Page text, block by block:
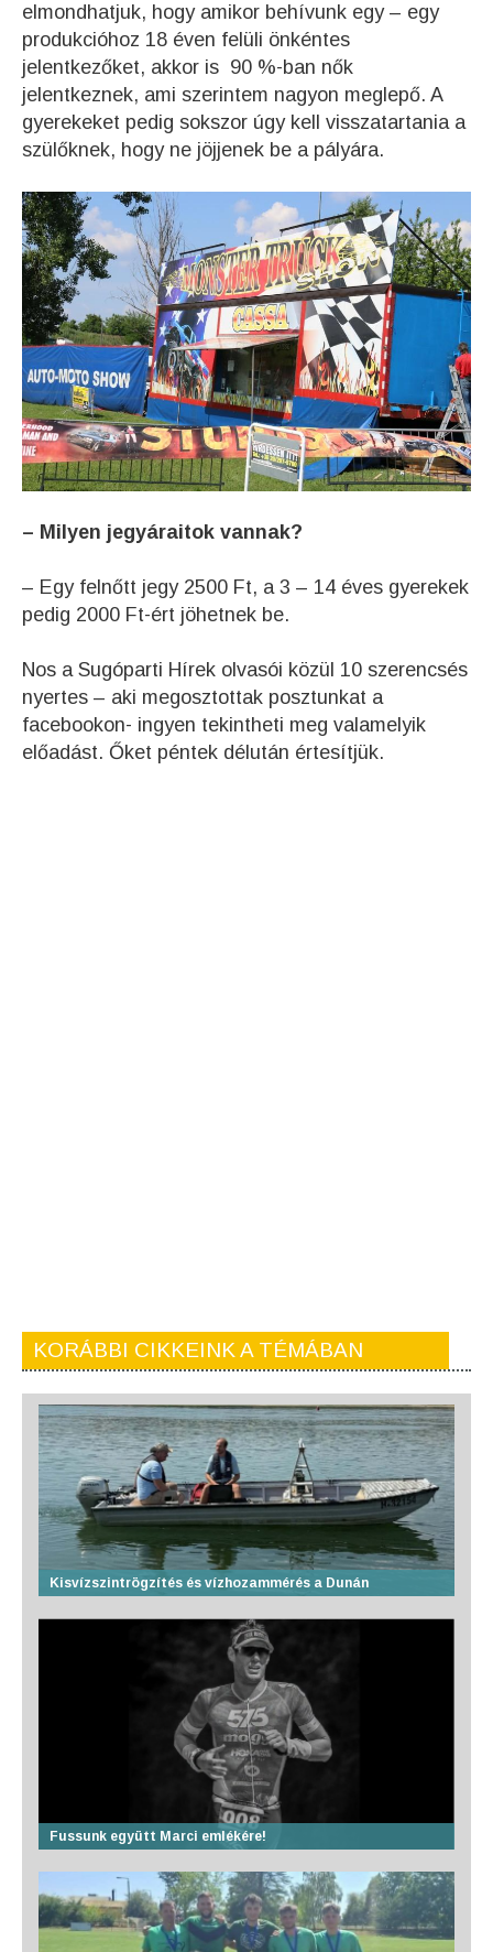
elmondhatjuk, hogy amikor behívunk egy – egy
produkcióhoz 18 éven felüli önkéntes
jelentkezőket, akkor is 90 %-ban nők
jelentkeznek, ami szerintem nagyon meglepő. A
gyerekeket pedig sokszor úgy kell visszatartania a
szülőknek, hogy ne jöjjenek be a pályára.
– Milyen jegyáraitok vannak?
– Egy felnőtt jegy 2500 Ft, a 3 – 14 éves gyerekek
pedig 2000 Ft-ért jöhetnek be.
Nos a Sugóparti Hírek olvasói közül 10 szerencsés
nyertes – aki megosztottak posztunkat a
facebookon- ingyen tekintheti meg valamelyik
előadást. Őket péntek délután értesítjük.
KORÁBBI CIKKEINK A TÉMÁBAN
Kisvízszintrögzítés és vízhozammérés a Dunán
Fussunk együtt Marci emlékére!